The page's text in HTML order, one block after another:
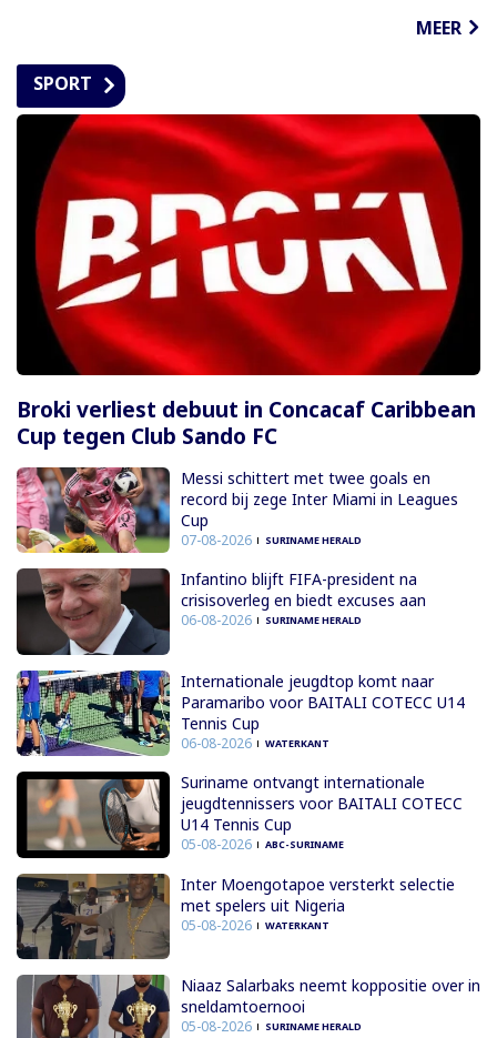
MEER
SPORT
Broki verliest debuut in Concacaf Caribbean
Cup tegen Club Sando FC
Messi schittert met twee goals en
record bij zege Inter Miami in Leagues
Cup
07-08-2026 SURINAME HERALD
Infantino blijft FIFA-president na
crisisoverleg en biedt excuses aan
06-08-2026 SURINAME HERALD
Internationale jeugdtop komt naar
Paramaribo voor BAITALI COTECC U14
Tennis Cup
06-08-2026 WATERKANT
Suriname ontvangt internationale
jeugdtennissers voor BAITALI COTECC
U14 Tennis Cup
05-08-2026 ABC-SURINAME
Inter Moengotapoe versterkt selectie
met spelers uit Nigeria
05-08-2026 WATERKANT
Niaaz Salarbaks neemt koppositie over in
sneldamtoernooi
05-08-2026 SURINAME HERALD